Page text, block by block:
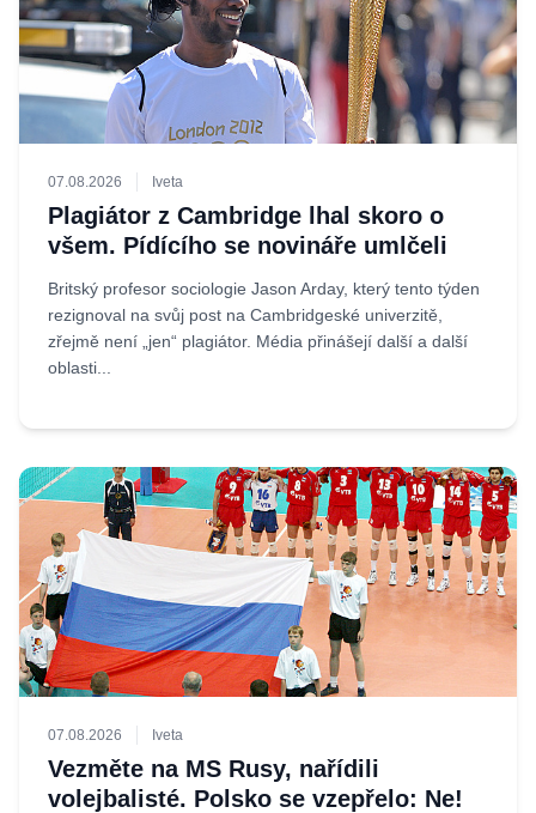
07.08.2026 Iveta
Plagiátor z Cambridge lhal skoro o
všem. Pídícího se novináře umlčeli
Britský profesor sociologie Jason Arday, který tento týden
rezignoval na svůj post na Cambridgeské univerzitě,
zřejmě není „jen“ plagiátor. Média přinášejí další a další
oblasti...
07.08.2026 Iveta
Vezměte na MS Rusy, nařídili
volejbalisté. Polsko se vzepřelo: Ne!